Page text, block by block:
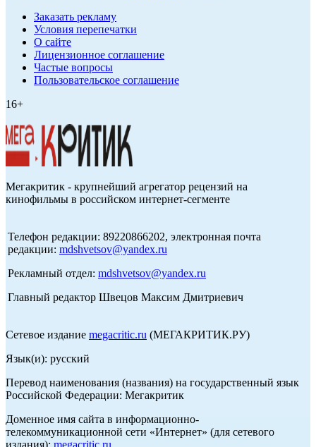
Заказать рекламу
Условия перепечатки
О сайте
Лицензионное соглашение
Частые вопросы
Пользовательское соглашение
16+
Мегакритик - крупнейший агрегатор рецензий на
кинофильмы в российском интернет-сегменте
Телефон редакции: 89220866202, электронная почта
редакции: mdshvetsov@yandex.ru
Рекламный отдел: mdshvetsov@yandex.ru
Главный редактор Швецов Максим Дмитриевич
Сетевое издание megacritic.ru (МЕГАКРИТИК.РУ)
Язык(и): русский
Перевод наименования (названия) на государственный язык
Российской Федерации: Мегакритик
Доменное имя сайта в информационно-
телекоммуникационной сети «Интернет» (для сетевого